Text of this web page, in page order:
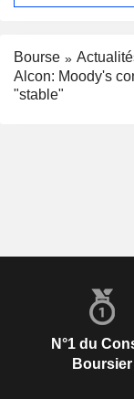
Bourse
Alcon: Moody's
"stable"
N°1 du
Boursier